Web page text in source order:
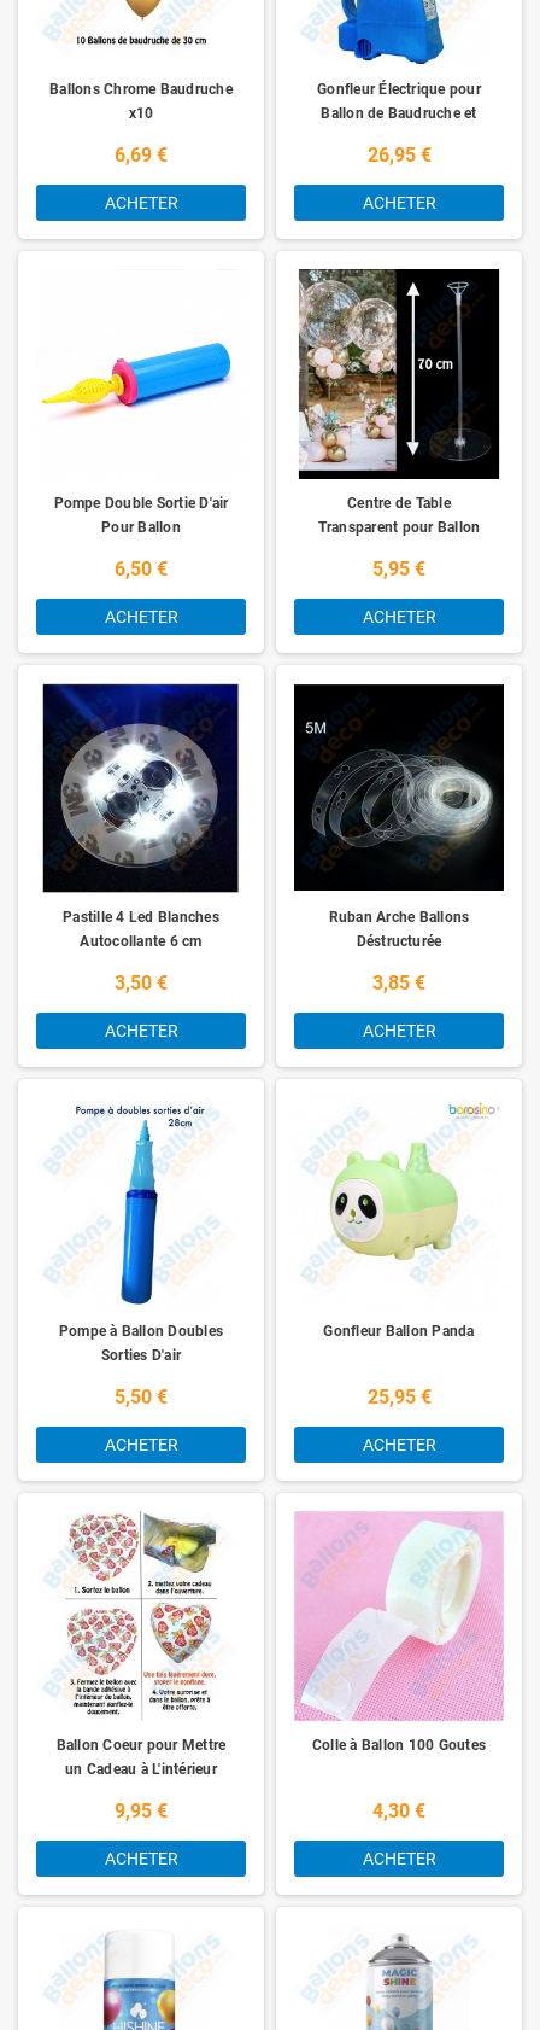
Ballons Chrome Baudruche
x10
6,69 €
ACHETER
Gonfleur Électrique pour
Ballon de Baudruche et
26,95 €
ACHETER
Pompe Double Sortie D'air
Pour Ballon
6,50 €
ACHETER
Centre de Table
Transparent pour Ballon
5,95 €
ACHETER
Pastille 4 Led Blanches
Autocollante 6 cm
3,50 €
ACHETER
Ruban Arche Ballons
Déstructurée
3,85 €
ACHETER
Pompe à Ballon Doubles
Sorties D'air
5,50 €
ACHETER
Gonfleur Ballon Panda
25,95 €
ACHETER
Ballon Coeur pour Mettre
un Cadeau à L'intérieur
9,95 €
ACHETER
Colle à Ballon 100 Goutes
4,30 €
ACHETER